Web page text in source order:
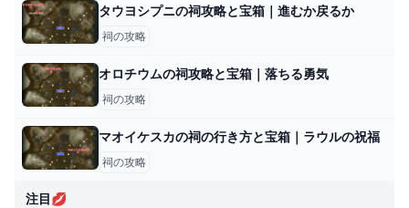
タウヨシプニの祠攻略と宝箱｜進むか戻るか
祠の攻略
オロチウムの祠攻略と宝箱｜落ちる勇気
祠の攻略
マオイケスカの祠の行き方と宝箱｜ラウルの祝福
祠の攻略
注目💋